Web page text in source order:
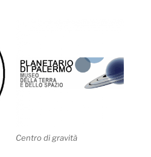
Centro di gravità